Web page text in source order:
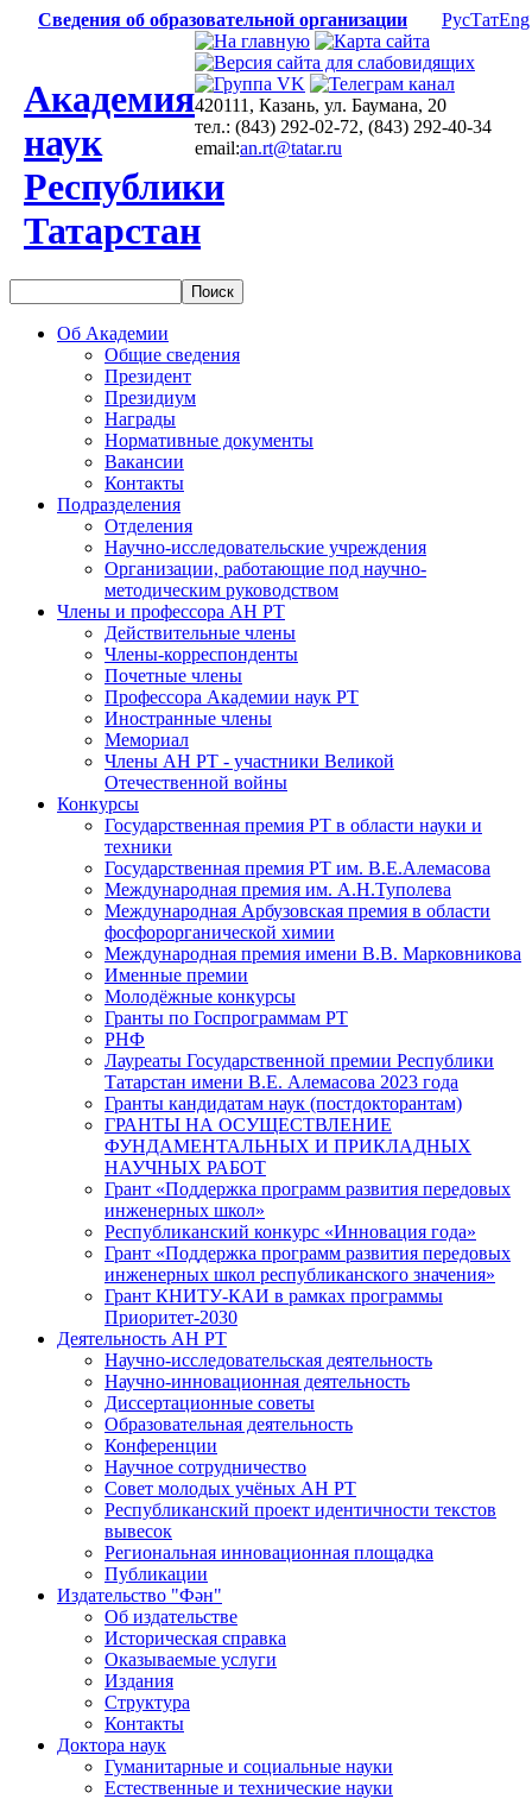
Сведения об образовательной организации РусТатEng
Академия
наук
Республики
Татарстан
420111, Казань, ул. Баумана, 20
тел.: (843) 292-02-72, (843) 292-40-34
email:an.rt@tatar.ru
Об Академии
Общие сведения
Президент
Президиум
Награды
Нормативные документы
Вакансии
Контакты
Подразделения
Отделения
Научно-исследовательские учреждения
Организации, работающие под научно-
методическим руководством
Члены и профессора АН РТ
Действительные члены
Члены-корреспонденты
Почетные члены
Профессора Академии наук РТ
Иностранные члены
Мемориал
Члены АН РТ - участники Великой
Отечественной войны
Конкурсы
Государственная премия РТ в области науки и
техники
Государственная премия РТ им. В.Е.Алемасова
Международная премия им. А.Н.Туполева
Международная Арбузовская премия в области
фосфорорганической химии
Международная премия имени В.В. Марковникова
Именные премии
Молодёжные конкурсы
Гранты по Госпрограммам РТ
РНФ
Лауреаты Государственной премии Республики
Татарстан имени В.Е. Алемасова 2023 года
Гранты кандидатам наук (постдокторантам)
ГРАНТЫ НА ОСУЩЕСТВЛЕНИЕ
ФУНДАМЕНТАЛЬНЫХ И ПРИКЛАДНЫХ
НАУЧНЫХ РАБОТ
Грант «Поддержка программ развития передовых
инженерных школ»
Республиканский конкурс «Инновация года»
Грант «Поддержка программ развития передовых
инженерных школ республиканского значения»
Грант КНИТУ-КАИ в рамках программы
Приоритет-2030
Деятельность АН РТ
Научно-исследовательская деятельность
Научно-инновационная деятельность
Диссертационные советы
Образовательная деятельность
Конференции
Научное сотрудничество
Совет молодых учёных АН РТ
Республиканский проект идентичности текстов
вывесок
Региональная инновационная площадка
Публикации
Издательство "Фән"
Об издательстве
Историческая справка
Оказываемые услуги
Издания
Структура
Контакты
Доктора наук
Гуманитарные и социальные науки
Естественные и технические науки